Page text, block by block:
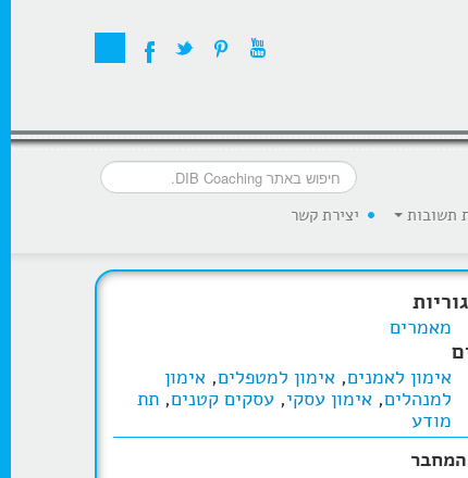
תשובות יצירת קשר
מאמרים
אימון לאמנים, אימון למטפלים, אימון
למנהלים, אימון עסקי, עסקים קטנים, תת
מודע